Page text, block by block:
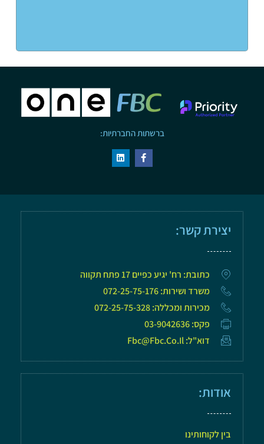
ברשתות החברתיות:
יצירת קשר:
כתובת: רח' יגיע כפיים 17 פתח תקווה
משרד ושירות: 072-25-75-176
מכירות ומכללה: 072-25-75-328
פקס: 03-9042636
דוא"ל: Fbc@fbc.co.il
אודות:
בין לקוחותינו